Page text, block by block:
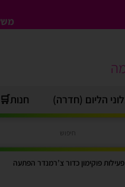
הליום (חדרה) חנות🛒
פוקימון כדור צ’רמנדר הפתעה